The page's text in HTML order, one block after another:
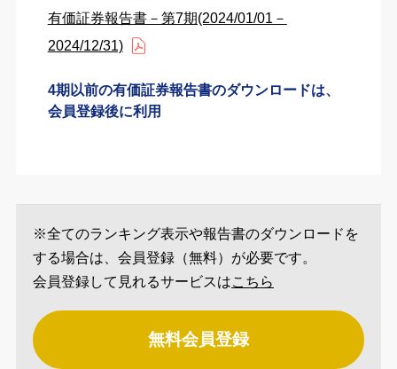
有価証券報告書－第7期(2024/01/01－
2024/12/31)
4期以前の有価証券報告書のダウンロードは、
会員登録後に利用
※全てのランキング表示や報告書のダウンロードを
する場合は、会員登録（無料）が必要です。
会員登録して見れるサービスはこちら
無料会員登録